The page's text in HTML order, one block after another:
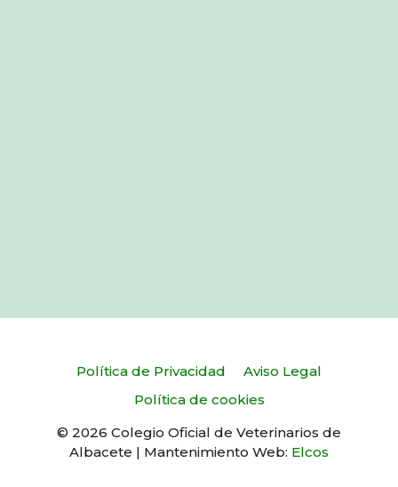
Política de Privacidad
Aviso Legal
Política de cookies
© 2026 Colegio Oficial de Veterinarios de
Albacete | Mantenimiento Web: Elcos